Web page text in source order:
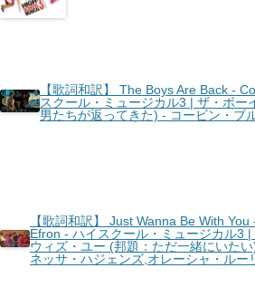
【歌詞和訳】 The Boys Are Back -
スクール・ミュージカル3 | ザ・ボー
男たちが返ってきた) - コービン・ブ
【歌詞和訳】 Just Wanna Be With
Efron - ハイスクール・ミュージカル3 |
ウィズ・ユー (邦題：ただ一緒にいた
ネッサ・ハジェンズ,オレーシャ・ルー